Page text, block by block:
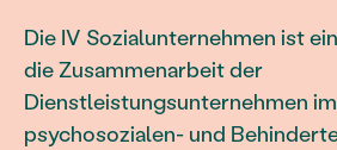
Die IV Sozialunternehmen ist
die Zusammenarbeit der
Dienstleistungsunternehmen im
psychosozialen- und